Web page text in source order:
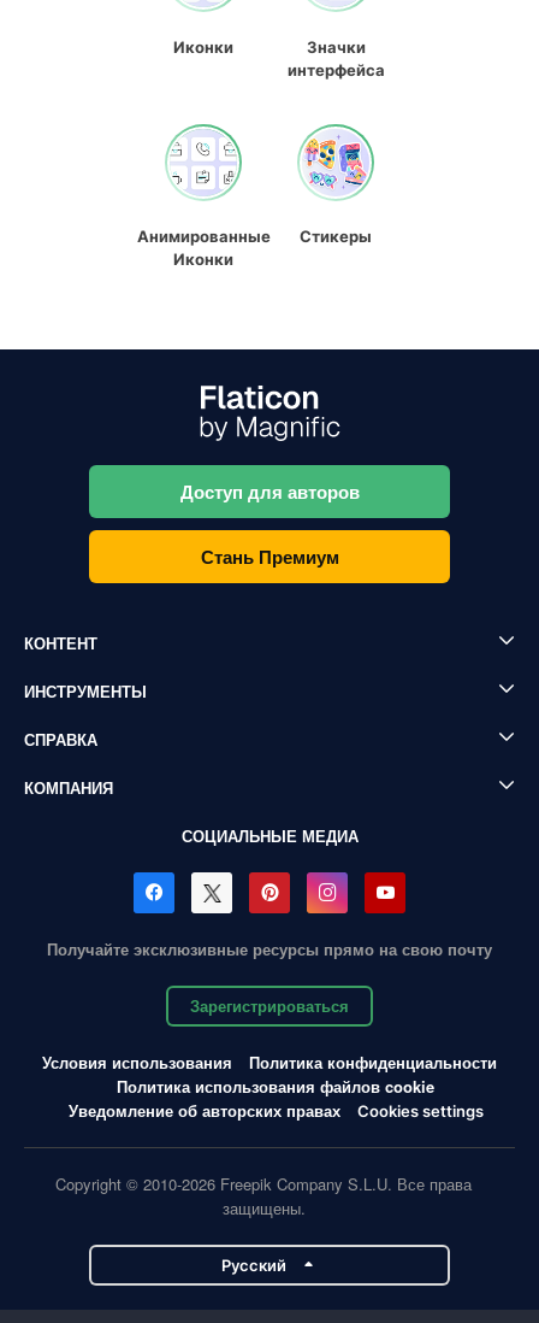
Иконки
Значки
интерфейса
Анимированные
Иконки
Стикеры
Доступ для авторов
Стань Премиум
КОНТЕНТ
ИНСТРУМЕНТЫ
СПРАВКА
КОМПАНИЯ
СОЦИАЛЬНЫЕ МЕДИА
Получайте эксклюзивные ресурсы прямо на свою почту
Зарегистрироваться
Условия использования
Политика конфиденциальности
Политика использования файлов cookie
Уведомление об авторских правах
Cookies settings
Copyright © 2010-2026 Freepik Company S.L.U. Все права
защищены.
Pусский